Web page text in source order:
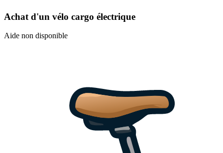
Achat d'un vélo cargo électrique
Aide non disponible